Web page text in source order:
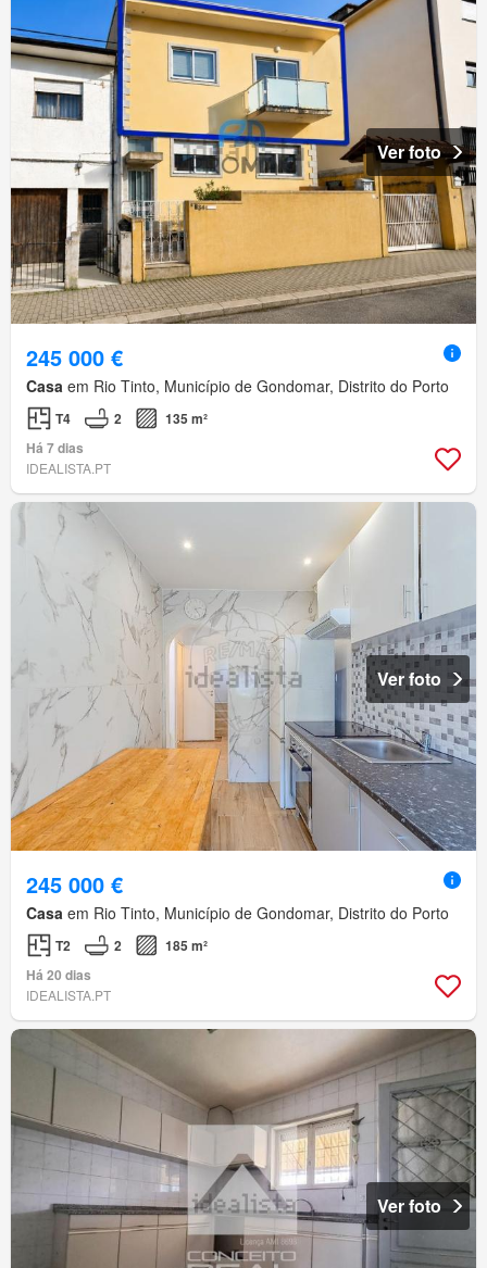
Ver foto
245 000 €
Casa em Rio Tinto, Município de Gondomar, Distrito do Porto
T4 2
135 m²
Há 7 dias
IDEALISTA.PT
Ver foto
245 000 €
Casa em Rio Tinto, Município de Gondomar, Distrito do Porto
T2 2
185 m²
Há 20 dias
IDEALISTA.PT
Ver foto